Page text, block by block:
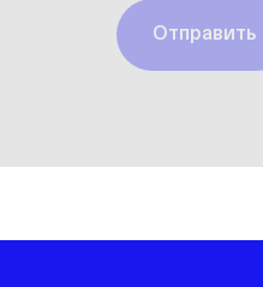
Отправить